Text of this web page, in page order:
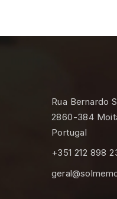
Rua Bernardo
2860-384
Portugal
+351 212 898